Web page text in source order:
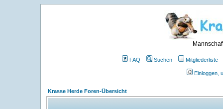
FAQ Suchen Mitgliederliste
Einloggen,
Krasse Herde Foren-Übersicht